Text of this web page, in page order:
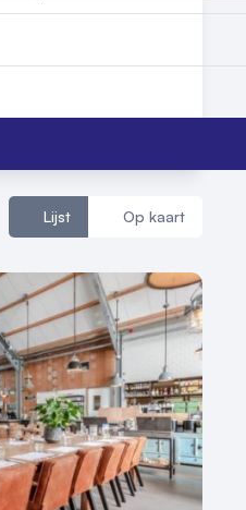
Lijst Op kaart